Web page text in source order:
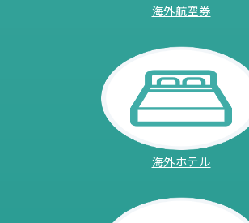
海外航空券
海外ホテル